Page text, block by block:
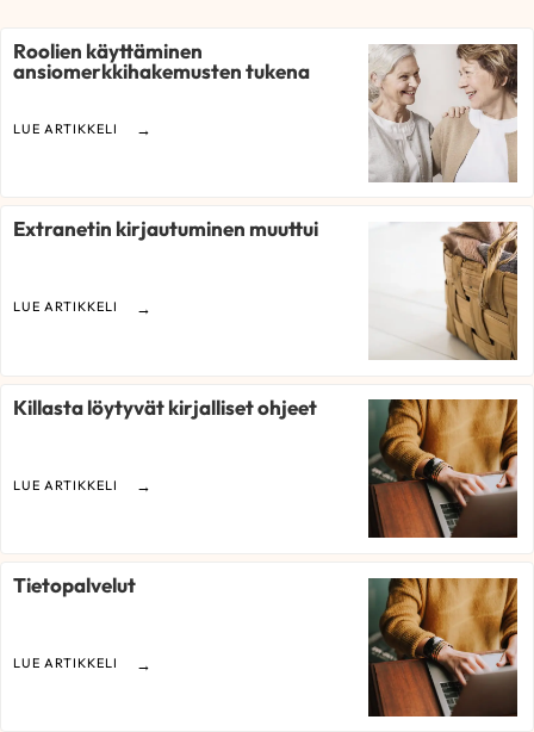
Roolien käyttäminen
ansiomerkkihakemusten tukena
LUE ARTIKKELI
Extranetin kirjautuminen muuttui
LUE ARTIKKELI
Killasta löytyvät kirjalliset ohjeet
LUE ARTIKKELI
Tietopalvelut
LUE ARTIKKELI